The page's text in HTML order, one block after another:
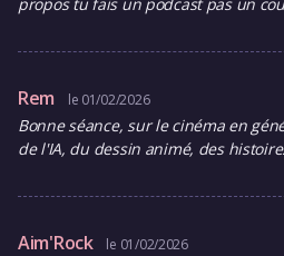
Rem le 01/02/2026
Bonne séance, sur le cinéma en
de l'IA, du dessin animé, des
Aim'Rock le 01/02/2026